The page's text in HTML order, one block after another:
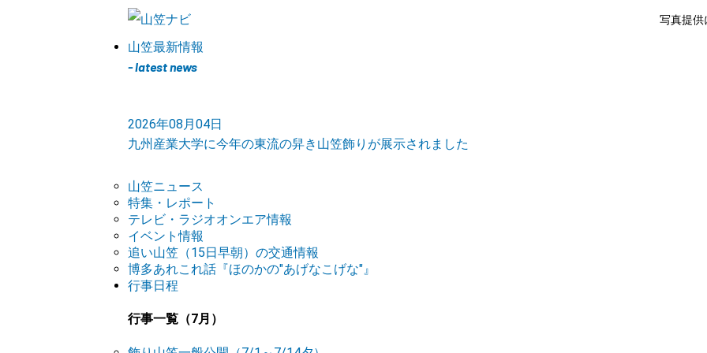
写真提供
山笠最新情報
- latest news
2026年08月04日
九州産業大学に今年の東流の舁き山笠飾りが展示されました
山笠ニュース
特集・レポート
テレビ・ラジオオンエア情報
イベント情報
追い山笠（15日早朝）の交通情報
博多あれこれ話『ほのかの"あげなこげな"』
行事日程
行事一覧（7月）